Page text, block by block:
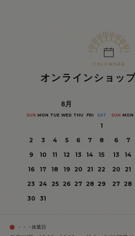
オンラインショッ
8月
SUN MON TUE WED THU FRI SAT
1
2
3 4 5 6 7
8
9
10 11 12 13 14
15
16
17 18 19 20 21
22
23
24 25 26 27 28 29
30
31
SUN MON
6
7
13
14
20
21
27 28
・・・休業日